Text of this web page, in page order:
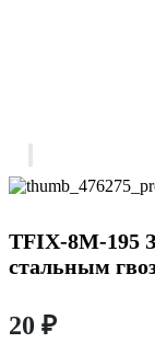
TFIX-8M-195
стальным
20 ₽